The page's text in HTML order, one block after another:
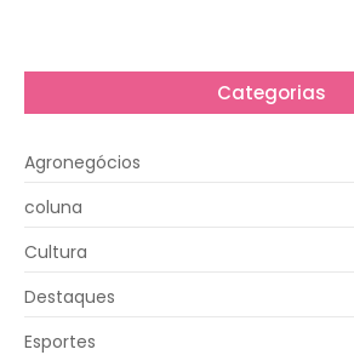
Categorias
Agronegócios
coluna
Cultura
Destaques
Esportes